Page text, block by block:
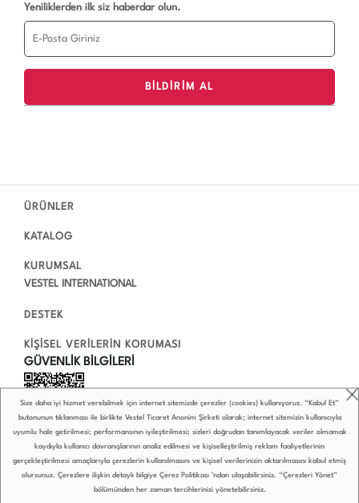
Size daha iyi hizmet verebilmek için internet sitemizde çerezler (cookies) kullanıyoruz. “Kabul Et”
butonunun tıklanması ile birlikte Vestel Ticaret Anonim Şirketi olarak; internet sitemizin kullanıcıyla
uyumlu hale getirilmesi; performansının iyileştirilmesi; sizleri doğrudan tanımlayacak veriler olmamak
kaydıyla kullanıcı davranışlarının analiz edilmesi ve kişiselleştirilmiş reklam faaliyetlerinin
gerçekleştirilmesi amaçlarıyla çerezlerin kullanılmasını ve kişisel verilerinizin aktarılmasını kabul etmiş
olursunuz. Çerezlere ilişkin detaylı bilgiye Çerez Politikası ’ndan ulaşabilirsiniz. “Çerezleri Yönet”
bölümünden her zaman tercihlerinizi yönetebilirsiniz.
Yeniliklerden ilk siz haberdar olun.
ÜRÜNLER
KATALOG
KURUMSAL
VESTEL INTERNATIONAL
DESTEK
KİŞİSEL VERİLERİN KORUMASI
GÜVENLİK BİLGİLERİ